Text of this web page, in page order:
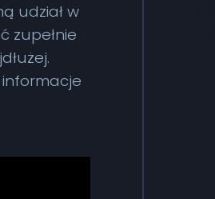
udział w
zupełnie